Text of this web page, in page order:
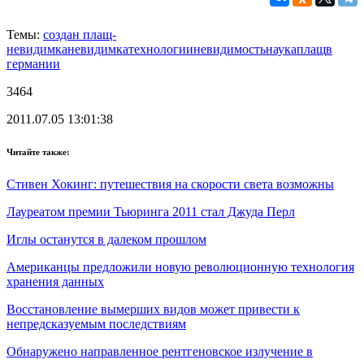
Темы: создан плащ-
невидимканевидимкатехнологииневидимостьнаукаплащв
германии
3464
2011.07.05 13:01:38
Читайте также:
Стивен Хокинг: путешествия на скорости света возможны
Лауреатом премии Тьюринга 2011 стал Джуда Перл
Иглы останутся в далеком прошлом
Американцы предложили новую революционную технология
хранения данных
Восстановление вымерших видов может привести к
непредсказуемым последствиям
Обнаружено направленное рентгеновское излучение в